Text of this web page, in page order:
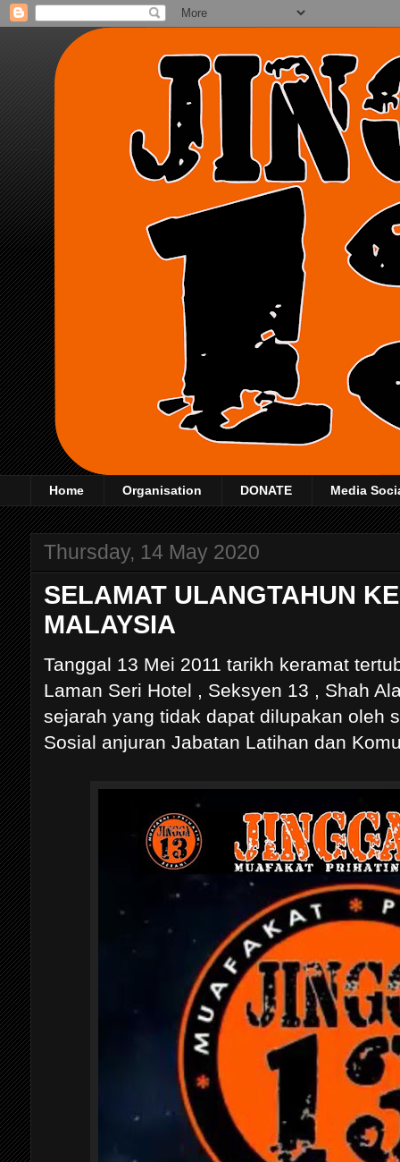
Home Organisation DONATE Media
Thursday, 14 May 2020
SELAMAT ULANGTAHUN
MALAYSIA
Tanggal 13 Mei 2011 tarikh keramat
Laman Seri Hotel , Seksyen 13 , Shah
sejarah yang tidak dapat dilupakan oleh
Sosial anjuran Jabatan Latihan dan